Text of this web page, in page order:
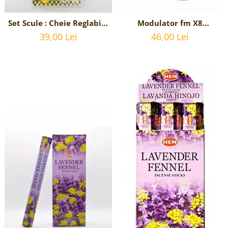
Set Scule : Cheie Reglabila
Universala si Surubelnita
stea si dreapta
39,00 Lei
Modulator fm X8
bluetooth 5.0 cu
handsfree, modulator FM,
46,00 Lei